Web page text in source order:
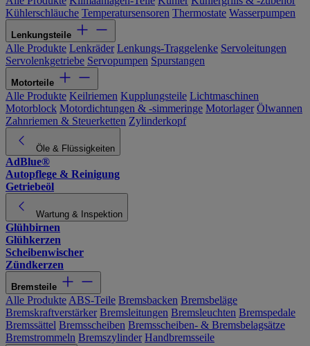
Kühlerschläuche Temperatursensoren Thermostate Wasserpumpen
Lenkungsteile
Alle Produkte Lenkräder Lenkungs-Traggelenke Servoleitungen
Servolenkgetriebe Servopumpen Spurstangen
Motorteile
Alle Produkte Keilriemen Kupplungsteile Lichtmaschinen
Motorblock Motordichtungen & -simmeringe Motorlager Ölwannen
Zahnriemen & Steuerketten Zylinderkopf
Öle & Flüssigkeiten
AdBlue®
Autopflege & Reinigung
Getriebeöl
Wartung & Inspektion
Glühbirnen
Glühkerzen
Scheibenwischer
Zündkerzen
Bremsteile
Alle Produkte ABS-Teile Bremsbacken Bremsbeläge
Bremskraftverstärker Bremsleitungen Bremsleuchten Bremspedale
Bremssättel Bremsscheiben Bremsscheiben- & Bremsbelagsätze
Bremstrommeln Bremszylinder Handbremsseile